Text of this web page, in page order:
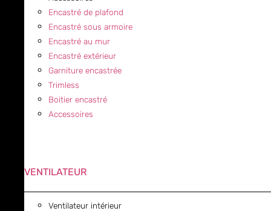
Encastré de plafond
Encastré sous armoire
Encastré au mur
Encastré extérieur
Garniture encastrée
Trimless
Boitier encastré
Accessoires
VENTILATEUR
Ventilateur intérieur